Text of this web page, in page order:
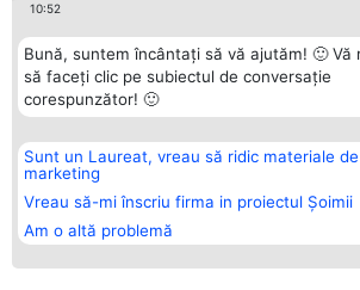
10:52
Bună, suntem încântați să vă ajutăm! 🙂 Vă
să faceți clic pe subiectul de conversație
corespunzător! 🙂
Sunt un Laureat, vreau să ridic materiale de
marketing
Vreau să-mi înscriu firma in proiectul Șoimii
Am o altă problemă
Organizator Ranking
BRIGHT SOLUTIONS BR SRL
Aleea Timisul De Sus 2 Bl. A30
Sc. A Et. 4 Ap. 13 Cod 061952
București
CUI 36737675
Plebiscyt
Lista Tuturor
Laureaților
Statut